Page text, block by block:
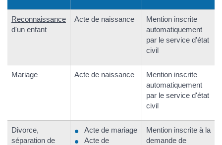
Reconnaissance
d'un enfant
Acte de naissance
Mention inscrite
automatiquement
par le service d'état
civil
Mariage Acte de naissance
Mention inscrite
automatiquement
par le service d'état
civil
Divorce,
séparation de
Acte de mariage
Acte de
Mention inscrite à la
demande de